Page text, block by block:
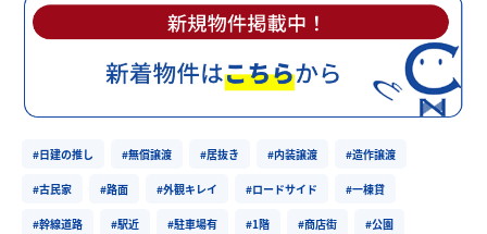
#日建の推し #無償譲渡 #居抜き #内装譲渡 #造作譲渡
#古民家 #路面 #外観キレイ #ロードサイド #一棟貸
#幹線道路 #駅近 #駐車場有 #1階 #商店街 #公園